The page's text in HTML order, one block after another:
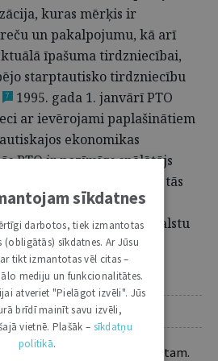
kuras mērķis ir
un pakalpojumu, kā arī
īpašuma tirdzniecībai,
starptautisko tirdzniecību
7
1995. gada 1. janvārī PTO
ar ievērojami paplašinātiem
ekonomikas
PTO ir nozīmīgs spēlētājs
ne tikai ņemot vērā tās
arī tās iespēju caur
ietekmēt šo dalībvalstu
orientāciju.
“JURISTA VĀRDA” ABONENTIEM
Tev jābūt žurnāla abonentam.
sīkdatnes
darbotos, tiek izmantotas
(obligātās) sīkdatnes. Ar Jūsu
tikt izmantotas vēl citas –
mediju un funkcionalitātes.
atveriet "Pielāgot izvēli". Jūs
brīdī mainīt savu izvēli,
vietnē. Plašāk – sīkdatņu
politikā.